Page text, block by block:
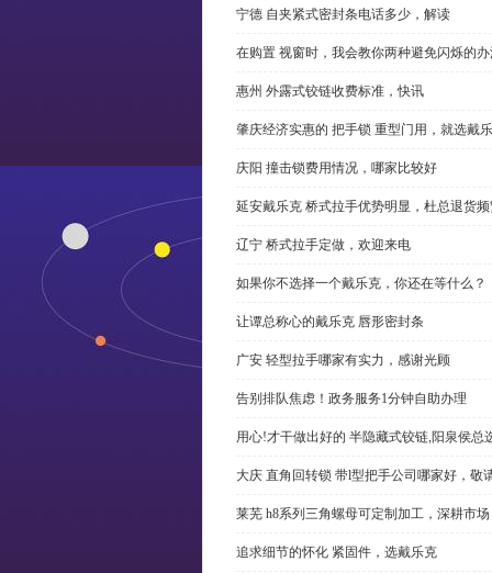
宁德 自夹紧式密封条电话多少，解读
在购置 视窗时，我会教你两种避免闪烁的
惠州 外露式铰链收费标准，快讯
肇庆经济实惠的 把手锁 重型门用，就选戴
庆阳 撞击锁费用情况，哪家比较好
延安戴乐克 桥式拉手优势明显，杜总退货
辽宁 桥式拉手定做，欢迎来电
如果你不选择一个戴乐克，你还在等什么？
让谭总称心的戴乐克 唇形密封条
广安 轻型拉手哪家有实力，感谢光顾
告别排队焦虑！政务服务1分钟自助办理
用心!才干做出好的 半隐藏式铰链,阳泉侯总
大庆 直角回转锁 带l型把手公司哪家好，敬
莱芜 h8系列三角螺母可定制加工，深耕市场
追求细节的怀化 紧固件，选戴乐克